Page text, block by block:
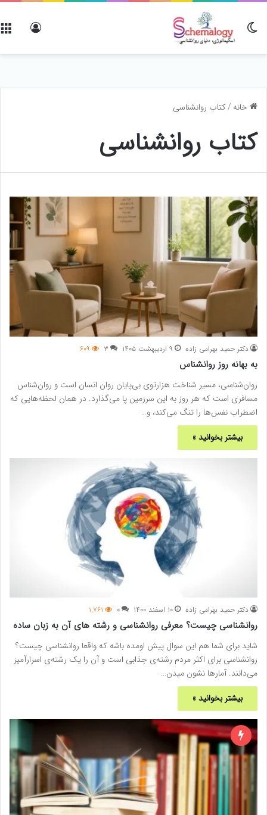
تغییر پوسته
خانه /کتاب روانشناسی
کتاب روانشناسی
دکتر حمید بهرامی زاده ۹ اردیبهشت ۱۴۰۵ ۳ ۶۰۹
به بهانه روز روانشناس
روان‌شناسی، مسیر شناخت هزارتوی بی‌پایان روان انسان است و روان‌شناس
مسافری است که هر روز به این سرزمین پا می‌گذارد. در همان لحظه‌هایی که
اضطراب نفس‌ها را تنگ می‌کند، و…
بیشتر بخوانید »
دکتر حمید بهرامی زاده ۱۰ اسفند ۱۴۰۰ ۰ ۱,۷۶۱
روانشناسی چیست؟ معرفی روانشناسی و رشته های آن به زبان ساده
شاید برای شما هم این سوال پیش اومده باشه که واقعا روانشناسی چیست؟
روانشناسی برای اکثر مردم رشته‌ی جذابی است و آن را یک رشته‌ی اسرارآمیز
می‌دانند. آمارها نشون میدن…
بیشتر بخوانید »